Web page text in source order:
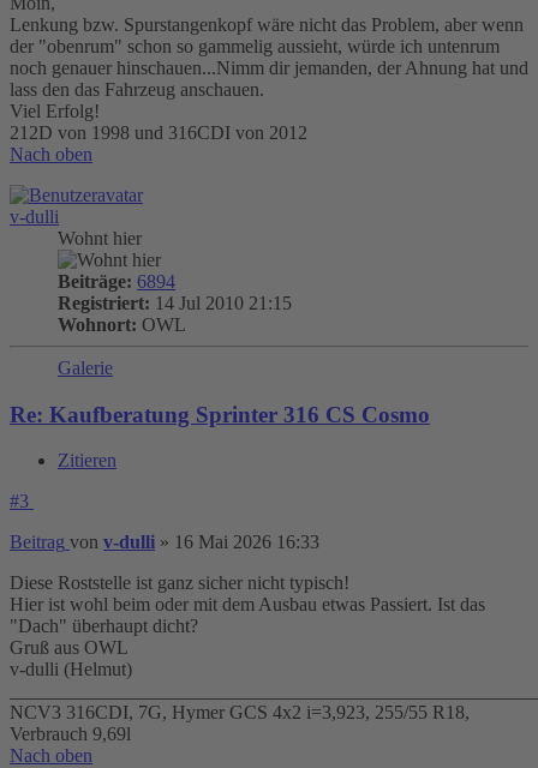
Lenkung bzw. Spurstangenkopf wäre nicht das Problem, aber wenn
der "obenrum" schon so gammelig aussieht, würde ich untenrum
noch genauer hinschauen...Nimm dir jemanden, der Ahnung hat und
lass den das Fahrzeug anschauen.
Viel Erfolg!
212D von 1998 und 316CDI von 2012
Nach oben
v-dulli
Wohnt hier
Beiträge: 6894
Registriert: 14 Jul 2010 21:15
Wohnort: OWL
Galerie
Re: Kaufberatung Sprinter 316 CS Cosmo
Zitieren
#3
Beitrag von v-dulli » 16 Mai 2026 16:33
Diese Roststelle ist ganz sicher nicht typisch!
Hier ist wohl beim oder mit dem Ausbau etwas Passiert. Ist das
"Dach" überhaupt dicht?
Gruß aus OWL
v-dulli (Helmut)
NCV3 316CDI, 7G, Hymer GCS 4x2 i=3,923, 255/55 R18,
Verbrauch 9,69l
Nach oben